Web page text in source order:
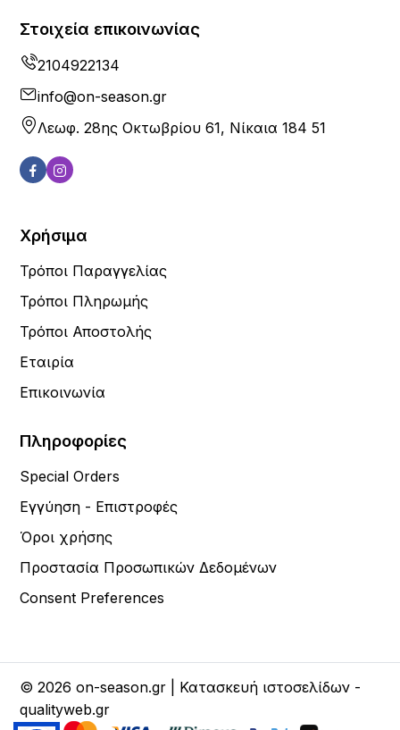
Στοιχεία επικοινωνίας
2104922134
info@on-season.gr
Λεωφ. 28ης Οκτωβρίου 61, Νίκαια 184 51
Χρήσιμα
Τρόποι Παραγγελίας
Τρόποι Πληρωμής
Τρόποι Αποστολής
Εταιρία
Επικοινωνία
Πληροφορίες
Special Orders
Εγγύηση - Επιστροφές
Όροι χρήσης
Προστασία Προσωπικών Δεδομένων
Consent Preferences
© 2026 on-season.gr | Κατασκευή ιστοσελίδων -
qualityweb.gr